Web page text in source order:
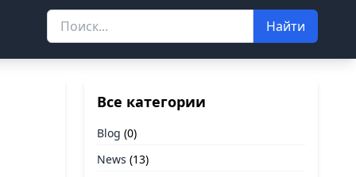
Найти
Все категории
Blog (0)
News (13)